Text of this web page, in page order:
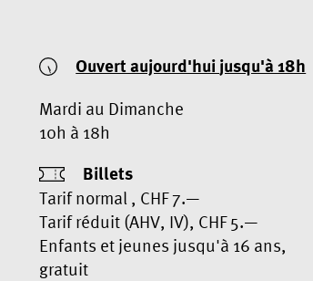
Ouvert aujourd'hui jusqu'à 18h
Mardi au Dimanche
10h à 18h
Billets
Tarif normal , CHF 7.—
Tarif réduit (AHV, IV), CHF 5.—
Enfants et jeunes jusqu'à 16 ans,
gratuit